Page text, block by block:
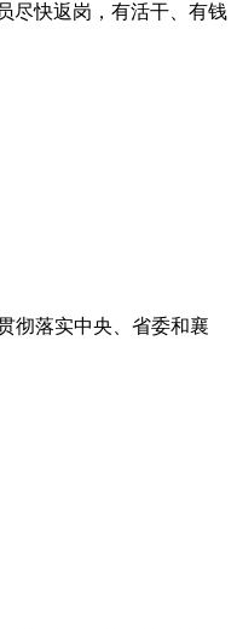
尽快返岗，有活干、有钱
彻落实中央、省委和襄